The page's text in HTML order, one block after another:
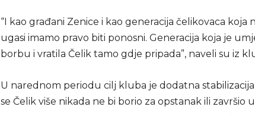
“I kao građani Zenice i kao generacija čelikovaca koja
ugasi imamo pravo biti ponosni. Generacija koja je
borbu i vratila Čelik tamo gdje pripada”, naveli su iz
U narednom periodu cilj kluba je dodatna
se Čelik više nikada ne bi borio za opstanak ili završio